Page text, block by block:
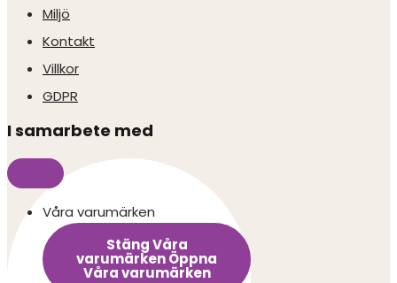
Miljö
Kontakt
Villkor
GDPR
I samarbete med
Våra varumärken
Stäng Våra
varumärkenÖppna
Våra varumärken